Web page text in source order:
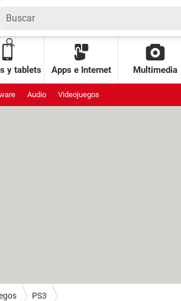
y tablets Apps e Internet Multimedia
Audio Videojuegos
PS3